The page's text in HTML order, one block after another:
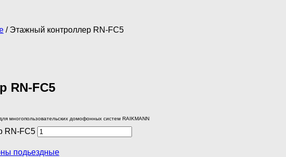
/ Этажный контроллер RN-FC5
RN-FC5
многопользовательских домофонных систем RAIKMANN
RN-FC5
подьездные